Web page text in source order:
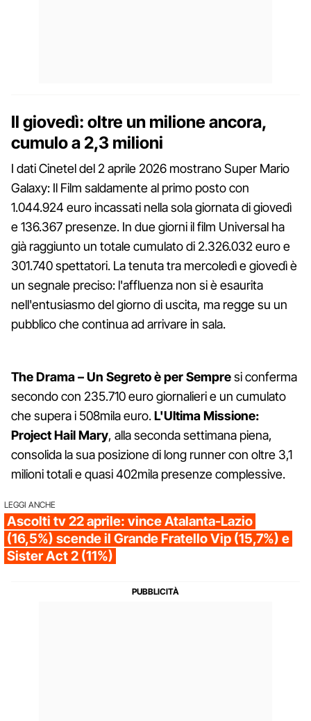
Il giovedì: oltre un milione ancora,
cumulo a 2,3 milioni
I dati Cinetel del 2 aprile 2026 mostrano Super Mario
Galaxy: Il Film saldamente al primo posto con
1.044.924 euro incassati nella sola giornata di giovedì
e 136.367 presenze. In due giorni il film Universal ha
già raggiunto un totale cumulato di 2.326.032 euro e
301.740 spettatori. La tenuta tra mercoledì e giovedì è
un segnale preciso: l'affluenza non si è esaurita
nell'entusiasmo del giorno di uscita, ma regge su un
pubblico che continua ad arrivare in sala.
The Drama – Un Segreto è per Sempresi conferma
secondo con 235.710 euro giornalieri e un cumulato
che supera i 508mila euro.L'Ultima Missione:
Project Hail Mary, alla seconda settimana piena,
consolida la sua posizione di long runner con oltre 3,1
milioni totali e quasi 402mila presenze complessive.
LEGGI ANCHE
Ascolti tv 22 aprile: vince Atalanta-Lazio
(16,5%) scende il Grande Fratello Vip (15,7%) e
Sister Act 2 (11%)